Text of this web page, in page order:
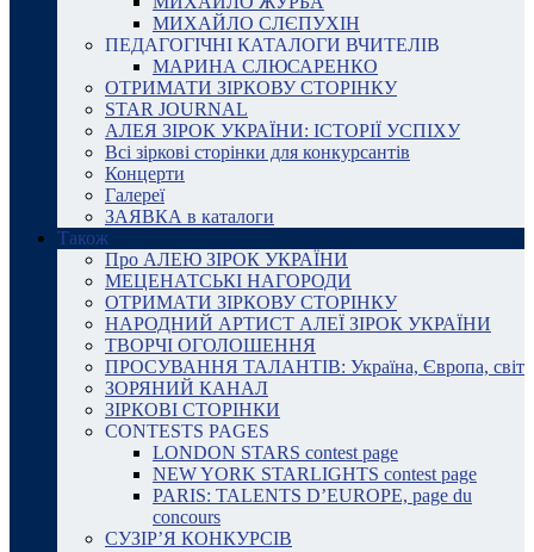
МИХАЙЛО СЛЄПУХІН
ПЕДАГОГІЧНІ КАТАЛОГИ ВЧИТЕЛІВ
МАРИНА СЛЮСАРЕНКО
ОТРИМАТИ ЗІРКОВУ СТОРІНКУ
STAR JOURNAL
АЛЕЯ ЗІРОК УКРАЇНИ: ІСТОРІЇ УСПІХУ
Всі зіркові сторінки для конкурсантів
Концерти
Галереї
ЗАЯВКА в каталоги
Також
Про АЛЕЮ ЗІРОК УКРАЇНИ
МЕЦЕНАТСЬКІ НАГОРОДИ
ОТРИМАТИ ЗІРКОВУ СТОРІНКУ
НАРОДНИЙ АРТИСТ АЛЕЇ ЗІРОК УКРАЇНИ
ТВОРЧІ ОГОЛОШЕННЯ
ПРОСУВАННЯ ТАЛАНТІВ: Україна, Європа, світ
ЗОРЯНИЙ КАНАЛ
ЗІРКОВІ СТОРІНКИ
CONTESTS PAGES
LONDON STARS contest page
NEW YORK STARLIGHTS contest page
PARIS: TALENTS D’EUROPE, page du
concours
СУЗІР’Я КОНКУРСІВ